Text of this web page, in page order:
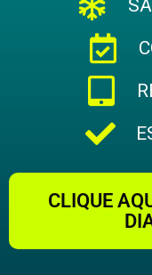
CLIQUE